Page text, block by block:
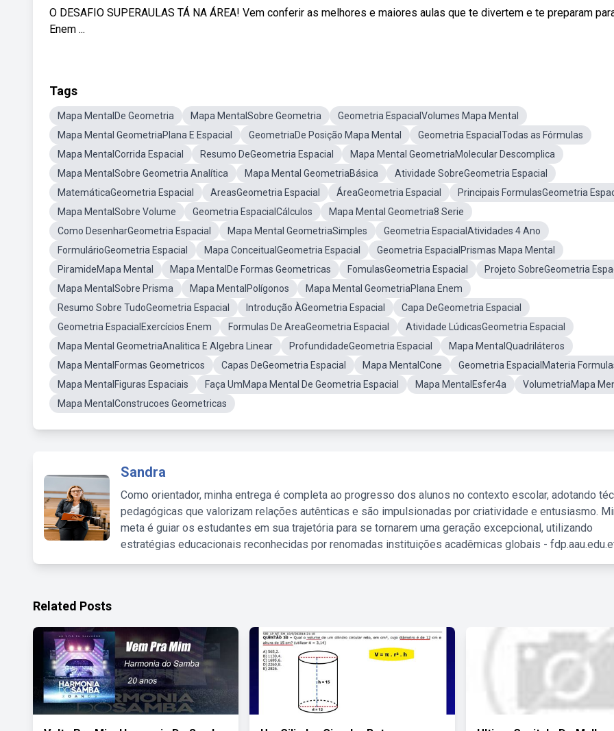
O DESAFIO SUPERAULAS TÁ NA ÁREA! Vem conferir as melhores e maiores aulas que te divertem e te preparam
Enem ...
Tags
Mapa MentalDe Geometria Mapa MentalSobre Geometria
Geometria EspacialVolumes Mapa Mental
Mapa Mental GeometriaPlana E Espacial
GeometriaDe Posição Mapa Mental
Geometria EspacialTodas as Fórmulas
Mapa MentalCorrida Espacial
Resumo DeGeometria Espacial
Mapa Mental GeometriaMolecular Descomplica
Mapa MentalSobre Geometria Analítica
Mapa Mental GeometriaBásica
Atividade SobreGeometria Espacial
MatemáticaGeometria Espacial
AreasGeometria Espacial ÁreaGeometria Espacial
Principais FormulasGeometria
Mapa MentalSobre Volume
Geometria EspacialCálculos
Mapa Mental Geometria8 Serie
Como DesenharGeometria Espacial
Mapa Mental GeometriaSimples
Geometria EspacialAtividades 4 Ano
FormulárioGeometria Espacial
Mapa ConceitualGeometria Espacial
Geometria EspacialPrismas Mapa Mental
PiramideMapa Mental
Mapa MentalDe Formas Geometricas FomulasGeometria Espacial
Projeto SobreGeometria
Mapa MentalSobre Prisma
Mapa MentalPolígonos
Mapa Mental GeometriaPlana Enem
Resumo Sobre TudoGeometria Espacial
Introdução ÀGeometria Espacial
Capa DeGeometria Espacial
Geometria EspacialExercícios Enem
Formulas De AreaGeometria Espacial
Atividade LúdicasGeometria Espacial
Mapa Mental GeometriaAnalitica E Algebra Linear
ProfundidadeGeometria Espacial
Mapa MentalQuadriláteros
Mapa MentalFormas Geometricos
Capas DeGeometria Espacial Mapa MentalCone
Geometria EspacialMateria
Mapa MentalFiguras Espaciais
Faça UmMapa Mental De Geometria Espacial Mapa MentalEsfer4a
VolumetriaMapa
Mapa MentalConstrucoes Geometricas
Sandra
Como orientador, minha entrega é completa ao progresso dos alunos no contexto escolar, adotando
pedagógicas que valorizam relações autênticas e são impulsionadas por criatividade e entusiasmo.
meta é guiar os estudantes em sua trajetória para se tornarem uma geração excepcional, utilizando
estratégias educacionais reconhecidas por renomadas instituições acadêmicas globais -
Related Posts